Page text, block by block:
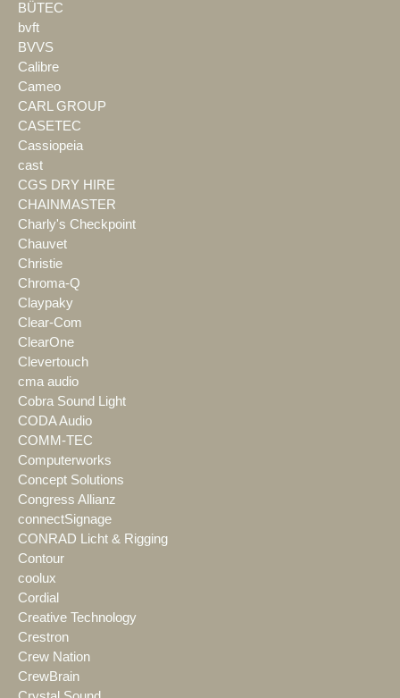
BÜTEC
bvft
BVVS
Calibre
Cameo
CARL GROUP
CASETEC
Cassiopeia
cast
CGS DRY HIRE
CHAINMASTER
Charly's Checkpoint
Chauvet
Christie
Chroma-Q
Claypaky
Clear-Com
ClearOne
Clevertouch
cma audio
Cobra Sound Light
CODA Audio
COMM-TEC
Computerworks
Concept Solutions
Congress Allianz
connectSignage
CONRAD Licht & Rigging
Contour
coolux
Cordial
Creative Technology
Crestron
Crew Nation
CrewBrain